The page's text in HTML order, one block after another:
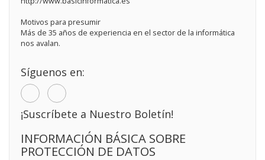
Motivos para presumir
Más de 35 años de experiencia en el sector de la informática
nos avalan.
Síguenos en:
¡Suscríbete a Nuestro Boletín!
INFORMACIÓN BÁSICA SOBRE
PROTECCIÓN DE DATOS